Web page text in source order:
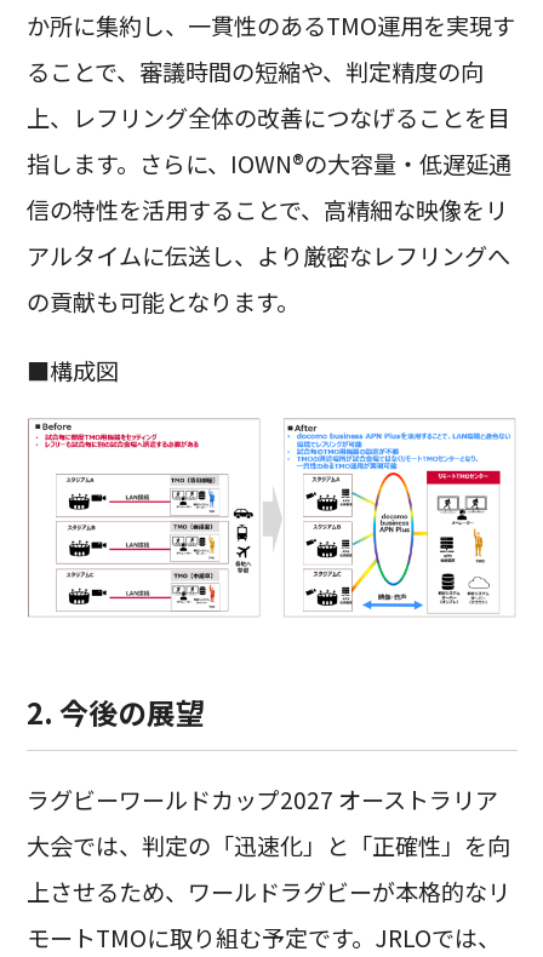
か所に集約し、一貫性のあるTMO運用を実現す
ることで、審議時間の短縮や、判定精度の向
上、レフリング全体の改善につなげることを目
指します。さらに、IOWN®の大容量・低遅延通
信の特性を活用することで、高精細な映像をリ
アルタイムに伝送し、より厳密なレフリングへ
の貢献も可能となります。
■構成図
2. 今後の展望
ラグビーワールドカップ2027 オーストラリア
大会では、判定の「迅速化」と「正確性」を向
上させるため、ワールドラグビーが本格的なリ
モートTMOに取り組む予定です。JRLOでは、